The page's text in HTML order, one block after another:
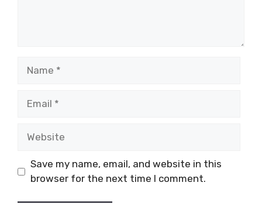
Save my name, email, and website in this
browser for the next time I comment.